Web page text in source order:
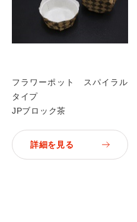
フラワーポット スパイラル
タイプ
JPブロック茶
詳細を見る